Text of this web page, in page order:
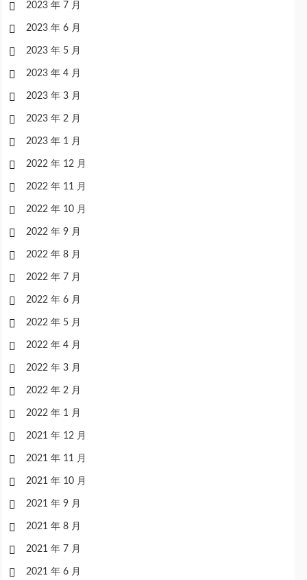
2023 年 7 月
2023 年 6 月
2023 年 5 月
2023 年 4 月
2023 年 3 月
2023 年 2 月
2023 年 1 月
2022 年 12 月
2022 年 11 月
2022 年 10 月
2022 年 9 月
2022 年 8 月
2022 年 7 月
2022 年 6 月
2022 年 5 月
2022 年 4 月
2022 年 3 月
2022 年 2 月
2022 年 1 月
2021 年 12 月
2021 年 11 月
2021 年 10 月
2021 年 9 月
2021 年 8 月
2021 年 7 月
2021 年 6 月